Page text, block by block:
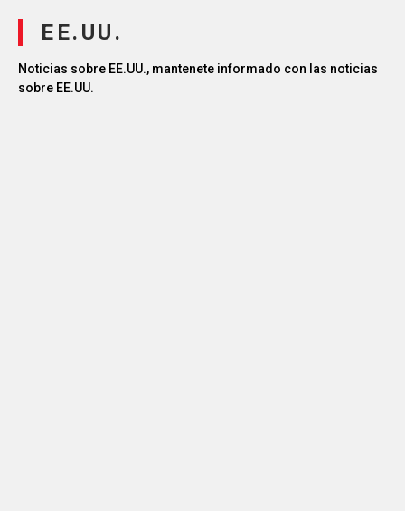
EE.UU.
Noticias sobre EE.UU., mantenete informado con las noticias
sobre EE.UU.